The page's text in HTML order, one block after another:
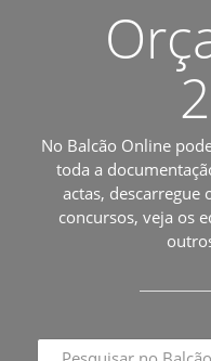
No Balcão Online
toda a
actas, descarregue
concursos, veja os